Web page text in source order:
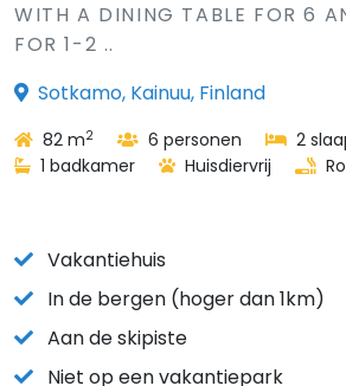
WITH A DINING TABLE FOR 6
FOR 1-2 ..
Sotkamo, Kainuu, Finland
82 m2 6 personen
2
1 badkamer
Huisdiervrij
Vakantiehuis
In de bergen (hoger dan 1km)
Aan de skipiste
Niet op een vakantiepark